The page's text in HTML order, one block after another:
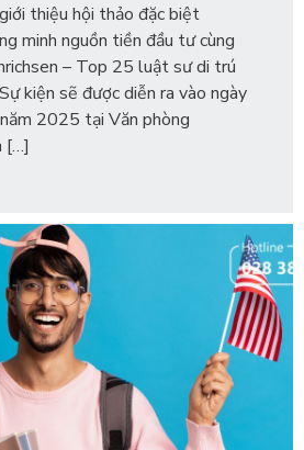
thiệu hội thảo đặc biệt
minh nguồn tiền đầu tư cùng
– Top 25 luật sư di trú
kiện sẽ được diễn ra vào ngày
2025 tại Văn phòng
[…]